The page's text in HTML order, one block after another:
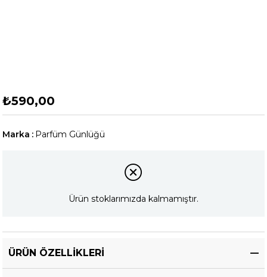
₺590,00
Marka : Parfüm Günlüğü
Ürün stoklarımızda kalmamıştır.
ÜRÜN ÖZELLIKLERI